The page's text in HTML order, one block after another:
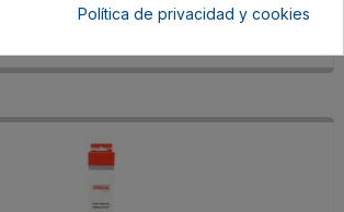
8,95 €
Política de privacidad y cookies